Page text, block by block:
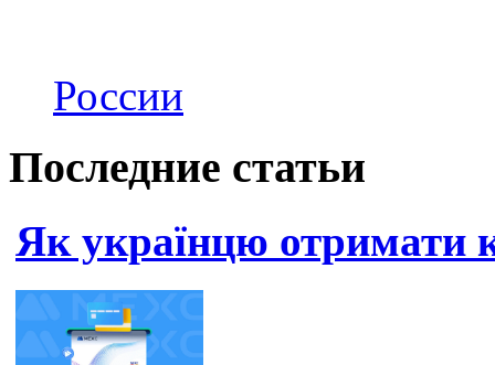
России
Последние статьи
Як українцю отримати